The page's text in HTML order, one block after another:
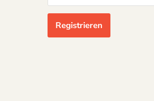
Registrieren